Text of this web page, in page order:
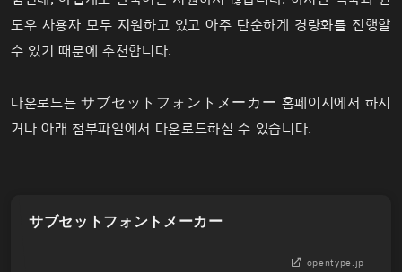
도우 사용자 모두 지원하고 있고 아주 단순하게 경량화를 진행할
수 있기 때문에 추천합니다.
다운로드는 サブセットフォントメーカー 홈페이지에서 하시
거나 아래 첨부파일에서 다운로드하실 수 있습니다.
サブセットフォントメーカー
opentype.jp